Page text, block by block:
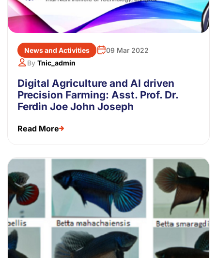
News and Activities
09 Mar 2022
By Tnic_admin
Digital Agriculture and AI driven
Precision Farming: Asst. Prof. Dr.
Ferdin Joe John Joseph
Read More